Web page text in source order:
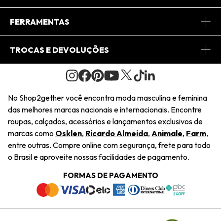
Journal
Saiu na Mídia
Sustentabilidade
Navegando
Termos e Condições
Trabalhe Conosco
Central de Relacionamento
Regulamento e Promoções
FERRAMENTAS
Minha Conta
Pedido de Presente
Wishlist
TROCAS E DEVOLUÇÕES
Condições Gerais
Troca Fácil
Restituição de Pagamento
Dúvidas Frequentes
Termos e Condições
Política de Privacidade
No Shop2gether você encontra moda masculina e feminina
das melhores marcas nacionais e internacionais. Encontre
roupas, calçados, acessórios e lançamentos exclusivos de
marcas como Osklen, Ricardo Almeida, Animale, Farm,
entre outras. Compre online com segurança, frete para todo
o Brasil e aproveite nossas facilidades de pagamento.
FORMAS DE PAGAMENTO